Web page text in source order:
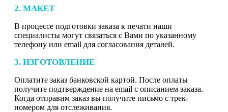
2. МАКЕТ
В процессе подготовки заказа к печати наши
специалисты могут связаться с Вами по указанному
телефону или email для согласования деталей.
3. ИЗГОТОВЛЕНИЕ
Оплатите заказ банковской картой. После оплаты
получите подтверждение на email с описанием заказа.
Когда отправим заказ вы получите письмо с трек-
номером для отслеживания.